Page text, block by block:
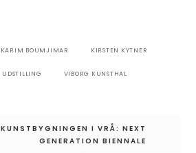
KARIM BOUMJIMAR KIRSTEN KYTNER
UDSTILLING VIBORG KUNSTHAL
KUNSTBYGNINGEN I VRÅ: NEXT
GENERATION BIENNALE